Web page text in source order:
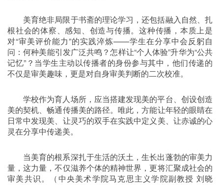
美育绝非局限于书斋的理论学习，还包括融入自然、扎
根社会的体察、感知、创造与传播。这种传播，本质上是
对“审美评价能力”的实践淬炼——学生在分享中会反躬自
问：何种美能引发广泛共鸣？怎样让“个人体验”升华为“公共
记忆”？当学生主动以传播者的身份参与其中，他们传递的
不仅是审美趣味，更是对自身审美判断的二次校准。
学校作为育人场所，应当搭建发现美的平台、创设创造
美的契机、畅通传播美的路径。唯此，方能让年轻的眼睛在
日常中发现美、让灵巧的双手在实践中定义美、让赤诚的心
灵在分享中传递美。
当美育的根系深扎于生活的沃土，生长出蓬勃的审美力
量，这力量，不仅滋养个体的精神世界，更将汇聚成社会的
审美共识。（中央美术学院马克思主义学院副教授 刘晓